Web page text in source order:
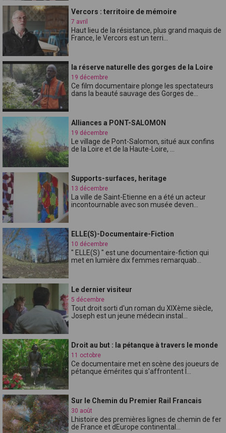
Vercors : territoire de mémoire
7 avril
Haut lieu de la résistance, plus grand maquis de
France, le Vercors est un terri...
la réserve naturelle des gorges de la Loire
19 décembre
Ce film documentaire plonge les spectateurs
dans la beauté sauvage des Gorges de...
Alliances a PONT-SALOMON
19 décembre
Le village de Pont-Salomon, situé aux confins
de la Loire et de la Haute-Loire, ...
Supports-surfaces, heritage
13 décembre
La ville de Saint-Etienne en a été un acteur
incontournable avec son musée deven...
ELLE(S)-Documentaire-Fiction
10 décembre
" ELLE(S) " est une documentaire-fiction qui
met en lumière dix femmes remarquab...
Le dernier visiteur
5 décembre
Tout droit sorti d'un roman du XIXème siècle,
Joseph est un jeune médecin instal...
Droit au but : la pétanque à travers le monde
11 octobre
Ce documentaire met en scène des joueurs de
pétanque émérites qui s'affrontent l...
Sur le Chemin du Premier Rail Francais
30 août
Lhistoire des premières lignes de chemin de fer
de France et dEurope continental...